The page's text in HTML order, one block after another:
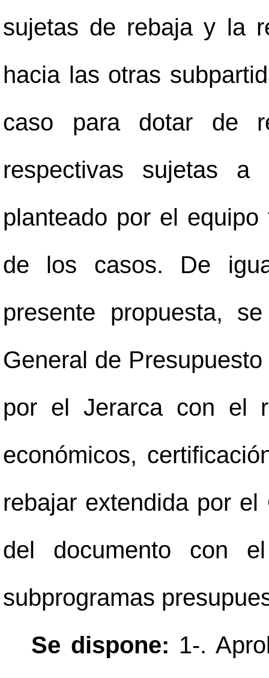
sujetas de rebaja y la
hacia las otras
caso para dotar de
respectivas sujetas
planteado por el
de los casos. De
presente propuesta,
General de
por el Jerarca con el
económicos,
rebajar extendida por
del documento con
subprogramas
Se dispone: 1-.